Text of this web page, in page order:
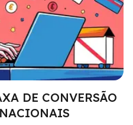
DE CONVERSÃO